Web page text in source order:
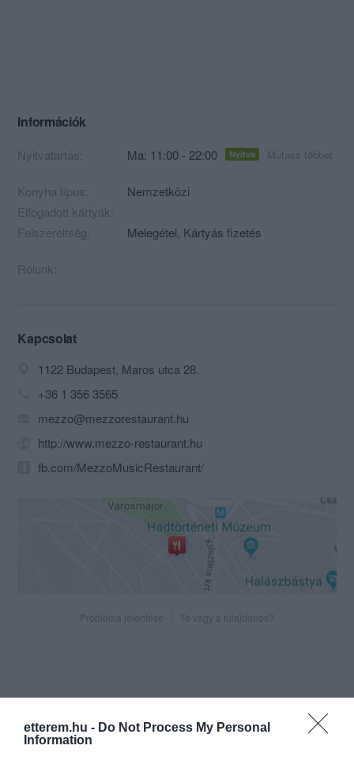
etterem.hu - Do Not Process My Personal
Information
Információk
Nyitvatartás: Ma: 11:00 - 22:00 Nyitva Mutass többet
Konyha típus:
Nemzetközi
Elfogadott kártyák:
Felszereltség:
Melegétel, Kártyás fizetés
Rólunk:
Kapcsolat
1122 Budapest, Maros utca 28.
+36 1 356 3565
mezzo@mezzorestaurant.hu
http://www.mezzo-restaurant.hu
fb.com/MezzoMusicRestaurant/
Probléma jelentése Te vagy a tulajdonos?